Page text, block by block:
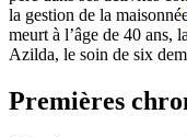
la gestion de la
meurt à l’âge de 40 ans,
Azilda, le soin de six
Premières